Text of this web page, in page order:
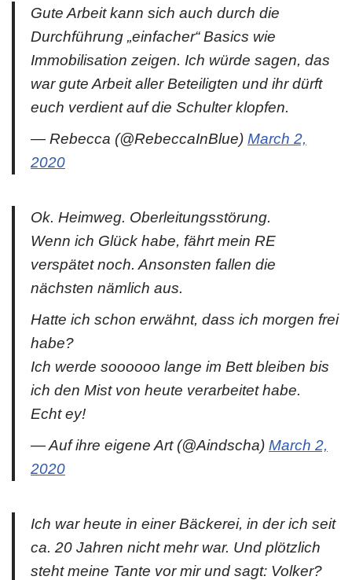
Gute Arbeit kann sich auch durch die
Durchführung „einfacher“ Basics wie
Immobilisation zeigen. Ich würde sagen, das
war gute Arbeit aller Beteiligten und ihr dürft
euch verdient auf die Schulter klopfen.
— Rebecca (@RebeccaInBlue) March 2,
2020
Ok. Heimweg. Oberleitungsstörung.
Wenn ich Glück habe, fährt mein RE
verspätet noch. Ansonsten fallen die
nächsten nämlich aus.
Hatte ich schon erwähnt, dass ich morgen frei
habe?
Ich werde soooooo lange im Bett bleiben bis
ich den Mist von heute verarbeitet habe.
Echt ey!
— Auf ihre eigene Art (@Aindscha) March 2,
2020
Ich war heute in einer Bäckerei, in der ich seit
ca. 20 Jahren nicht mehr war. Und plötzlich
steht meine Tante vor mir und sagt: Volker?